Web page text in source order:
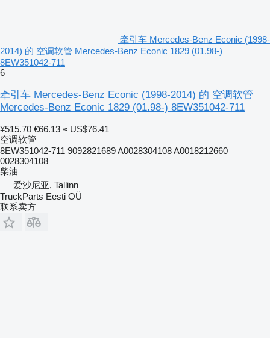
牵引车 Mercedes-Benz Econic (1998-
2014) 的 空调软管 Mercedes-Benz Econic 1829 (01.98-)
8EW351042-711
6
牵引车 Mercedes-Benz Econic (1998-2014) 的 空调软管
Mercedes-Benz Econic 1829 (01.98-) 8EW351042-711
¥515.70 €66.13 ≈ US$76.41
空调软管
8EW351042-711 9092821689 A0028304108 A0018212660
0028304108
柴油
爱沙尼亚, Tallinn
TruckParts Eesti OÜ
联系卖方